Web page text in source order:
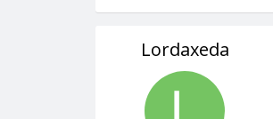
Lordaxeda